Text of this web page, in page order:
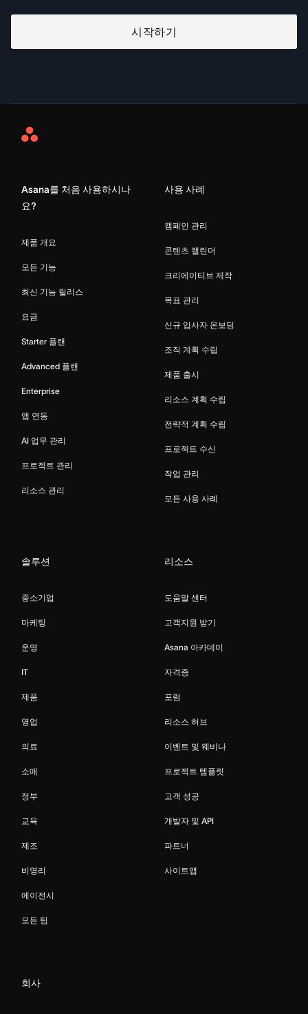
시작하기
Asana
Asana를 처음 사용하시나
요?
제품 개요
모든 기능
최신 기능 릴리스
요금
Starter 플랜
Advanced 플랜
Enterprise
앱 연동
AI 업무 관리
프로젝트 관리
리소스 관리
사용 사례
캠페인 관리
콘텐츠 캘린더
크리에이티브 제작
목표 관리
신규 입사자 온보딩
조직 계획 수립
제품 출시
리소스 계획 수립
전략적 계획 수립
프로젝트 수신
작업 관리
모든 사용 사례
솔루션
중소기업
마케팅
운영
IT
제품
영업
의료
소매
정부
교육
제조
비영리
에이전시
모든 팀
리소스
도움말 센터
고객지원 받기
Asana 아카데미
자격증
포럼
리소스 허브
이벤트 및 웨비나
프로젝트 템플릿
고객 성공
개발자 및 API
파트너
사이트맵
회사